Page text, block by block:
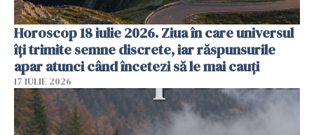
Horoscop 18 iulie 2026. Ziua în care universul
îți trimite semne discrete, iar răspunsurile
apar atunci când încetezi să le mai cauți
17 IULIE 2026